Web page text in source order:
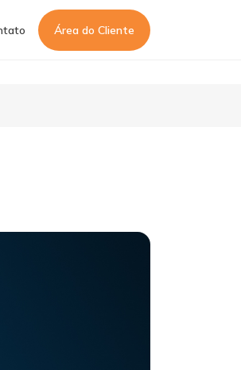
Área do Cliente